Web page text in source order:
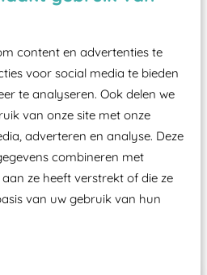
content en advertenties te
voor social media te bieden
te analyseren. Ook delen we
van onze site met onze
adverteren en analyse. Deze
combineren met
ze heeft verstrekt of die ze
van uw gebruik van hun
openbare ruimte voorzien
-plaatje en
door een Nederlands
kunnen laten keuren zodat
Attractie- en